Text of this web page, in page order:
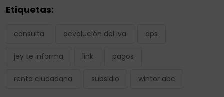
Etiquetas:
consulta devolución del iva dps
jey te informa link pagos
renta ciudadana subsidio wintor abc